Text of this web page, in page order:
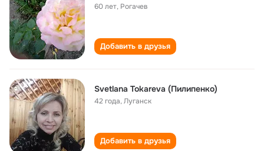
60 лет, Рогачев
Добавить в друзья
Svetlana Tokareva (Пилипенко)
42 года,Луганск
Добавить в друзья